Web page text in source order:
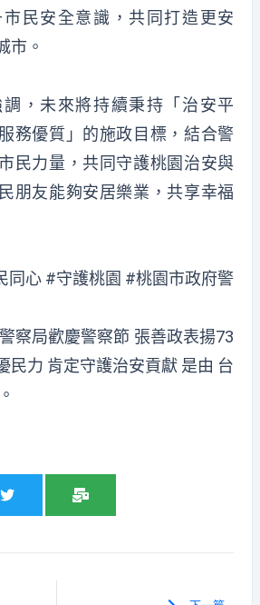
民安全意識，共同打造更安
市。
，未來將持續秉持「治安平
務優質」的施政目標，結合警
民力量，共同守護桃園治安與
朋友能夠安居樂業，共享幸福
同心 #守護桃園 #桃園市政府警
察局歡慶警察節 張善政表揚73
民力 肯定守護治安貢獻 是由 台